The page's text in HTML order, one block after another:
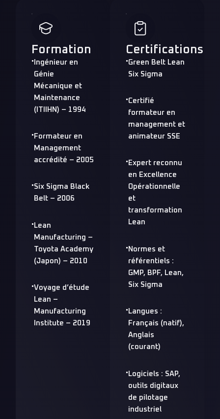
Formation
Ingénieur en
Génie
Mécanique et
Maintenance
(ITIIHN) – 1994
Formateur en
Management
accrédité – 2005
Six Sigma Black
Belt – 2006
Lean
Manufacturing –
Toyota Academy
(Japon) – 2010
Voyage d’étude
Lean –
Manufacturing
Institute – 2019
Certifications
Green Belt Lean
Six Sigma
Certifié
formateur en
management et
animateur SSE
Expert reconnu
en Excellence
Opérationnelle
et
transformation
Lean
Normes et
référentiels :
GMP, BPF, Lean,
Six Sigma
Langues :
Français (natif),
Anglais
(courant)
Logiciels : SAP,
outils digitaux
de pilotage
industriel